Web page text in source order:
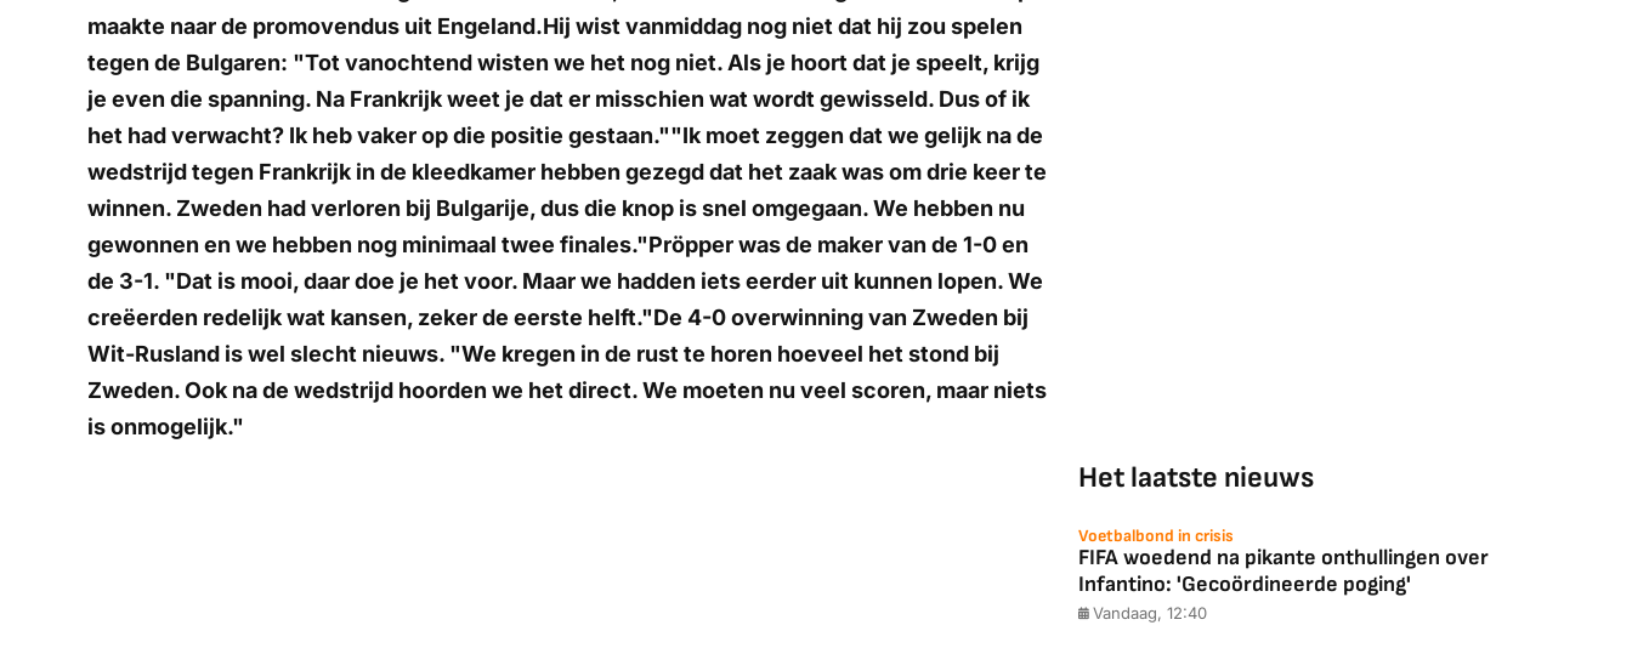
maakte naar de promovendus uit Engeland.Hij wist vanmiddag nog niet dat hij zou spelen
tegen de Bulgaren: "Tot vanochtend wisten we het nog niet. Als je hoort dat je speelt, krijg
je even die spanning. Na Frankrijk weet je dat er misschien wat wordt gewisseld. Dus of ik
het had verwacht? Ik heb vaker op die positie gestaan.""Ik moet zeggen dat we gelijk na de
wedstrijd tegen Frankrijk in de kleedkamer hebben gezegd dat het zaak was om drie keer te
winnen. Zweden had verloren bij Bulgarije, dus die knop is snel omgegaan. We hebben nu
gewonnen en we hebben nog minimaal twee finales."Pröpper was de maker van de 1-0 en
de 3-1. "Dat is mooi, daar doe je het voor. Maar we hadden iets eerder uit kunnen lopen. We
creëerden redelijk wat kansen, zeker de eerste helft."De 4-0 overwinning van Zweden bij
Wit-Rusland is wel slecht nieuws. "We kregen in de rust te horen hoeveel het stond bij
Zweden. Ook na de wedstrijd hoorden we het direct. We moeten nu veel scoren, maar niets
is onmogelijk."
Het laatste nieuws
Voetbalbond in crisis
FIFA woedend na pikante onthullingen over
Infantino: 'Gecoördineerde poging'
Vandaag, 12:40